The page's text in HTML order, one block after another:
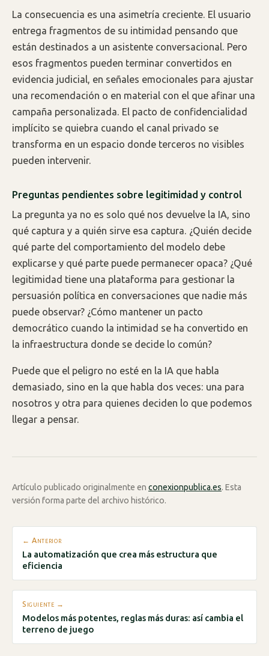
La consecuencia es una asimetría creciente. El usuario
entrega fragmentos de su intimidad pensando que
están destinados a un asistente conversacional. Pero
esos fragmentos pueden terminar convertidos en
evidencia judicial, en señales emocionales para ajustar
una recomendación o en material con el que afinar una
campaña personalizada. El pacto de confidencialidad
implícito se quiebra cuando el canal privado se
transforma en un espacio donde terceros no visibles
pueden intervenir.
Preguntas pendientes sobre legitimidad y control
La pregunta ya no es solo qué nos devuelve la IA, sino
qué captura y a quién sirve esa captura. ¿Quién decide
qué parte del comportamiento del modelo debe
explicarse y qué parte puede permanecer opaca? ¿Qué
legitimidad tiene una plataforma para gestionar la
persuasión política en conversaciones que nadie más
puede observar? ¿Cómo mantener un pacto
democrático cuando la intimidad se ha convertido en
la infraestructura donde se decide lo común?
Puede que el peligro no esté en la IA que habla
demasiado, sino en la que habla dos veces: una para
nosotros y otra para quienes deciden lo que podemos
llegar a pensar.
Artículo publicado originalmente en conexionpublica.es. Esta
versión forma parte del archivo histórico.
← Anterior
La automatización que crea más estructura que
eficiencia
Siguiente →
Modelos más potentes, reglas más duras: así cambia el
terreno de juego